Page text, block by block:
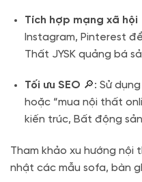
Tích hợp mạng xã hội
Instagram, Pinterest
Thất JYSK quảng bá
Tối ưu SEO 🔎: Sử
hoặc “mua nội thất
kiến trúc, Bất động
Tham khảo xu hướng nội
nhật các mẫu sofa, bàn